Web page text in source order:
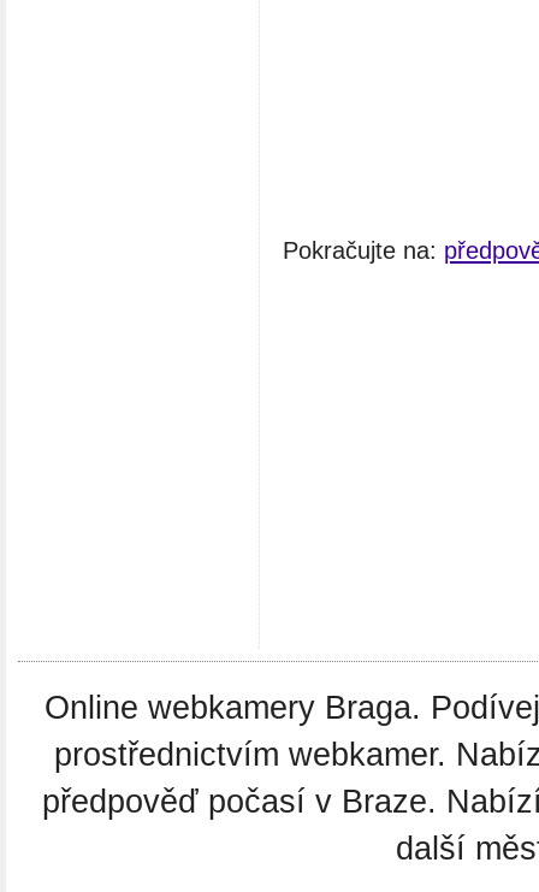
Pokračujte na:
Online webkamery Braga.
prostřednictvím webkamer.
předpověď počasí v Braze.
další